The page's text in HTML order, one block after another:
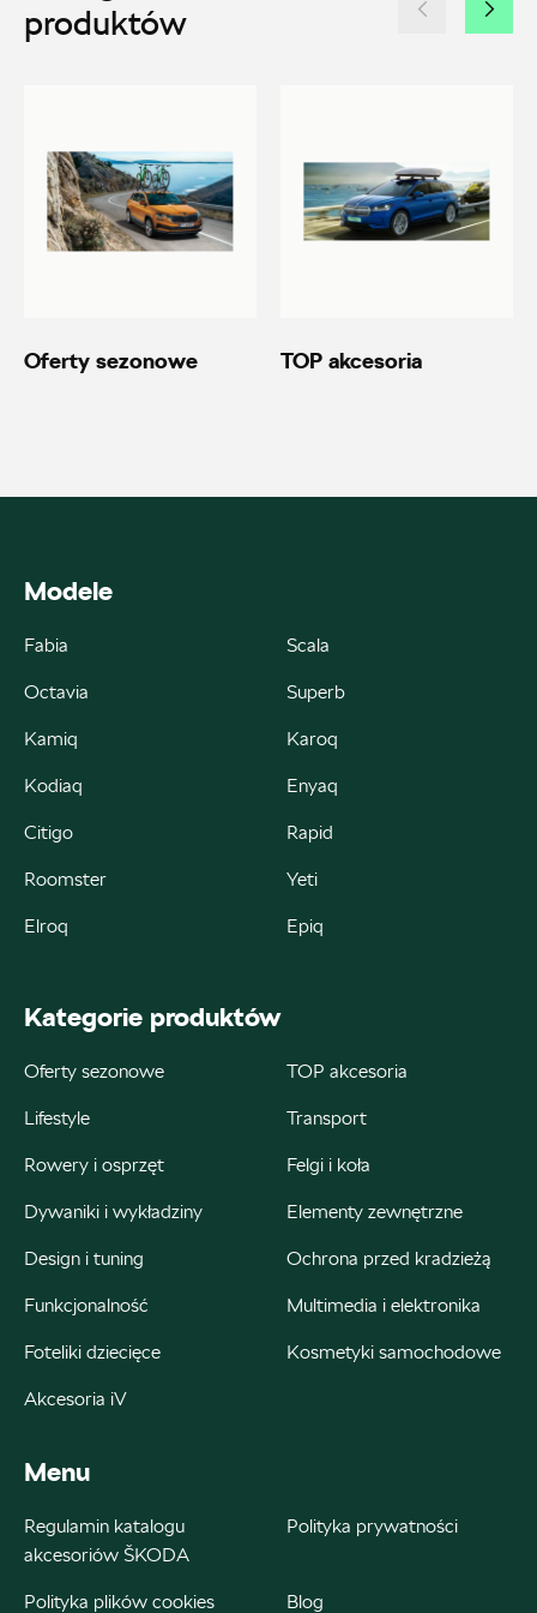
produktów
Oferty sezonowe TOP akcesoria
20600.magazyn@partner.skoda.pl
Autoremo
ul. Wiśniowieckiego 123, Nowy Sącz
+48 184 444 111
Autorud Kielce
ul. Krakowska 283, Kielce
czesci@autorudkielce.pl
ul. Łódzka 27, Zduńska Wola
Bednarek
22000.magazyn@partner.skoda.pl
Bednarek
ul. Wrocławska 18, Dobroń
Modele
Fabia Scala
Octavia Superb
Kamiq Karoq
Kodiaq Enyaq
Citigo Rapid
Roomster Yeti
Elroq Epiq
Kategorie produktów
Oferty sezonowe TOP akcesoria
Lifestyle Transport
Rowery i osprzęt Felgi i koła
Dywaniki i wykładziny Elementy zewnętrzne
Design i tuning Ochrona przed kradzieżą
Funkcjonalność Multimedia i elektronika
Foteliki dziecięce Kosmetyki samochodowe
Akcesoria iV
Menu
Regulamin katalogu
akcesoriów ŠKODA
Polityka prywatności
Polityka plików cookies Blog